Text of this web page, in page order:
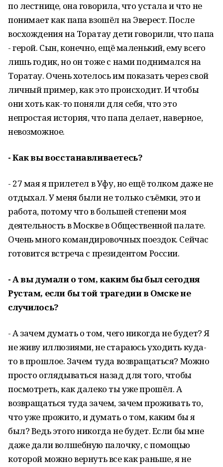
по лестнице, она говорила, что устала и что не
понимает как папа взошёл на Эверест. После
восхождения на Торатау дети говорили, что папа
- герой. Сын, конечно, ещё маленький, ему всего
лишь годик, но он тоже с нами поднимался на
Торатау. Очень хотелось им показать через свой
личный пример, как это происходит. И чтобы
они хоть как-то поняли для себя, что это
непростая история, что папа делает, наверное,
невозможное.
- Как вы восстанавливаетесь?
- 27 мая я прилетел в Уфу, но ещё толком даже не
отдыхал. У меня были не только съёмки, это и
работа, потому что в большей степени моя
деятельность в Москве в Общественной палате.
Очень много командировочных поездок. Сейчас
готовится встреча с президентом России.
- А вы думали о том, каким бы был сегодня
Рустам, если бы той трагедии в Омске не
случилось?
- А зачем думать о том, чего никогда не будет? Я
не живу иллюзиями, не стараюсь уходить куда-
то в прошлое. Зачем туда возвращаться? Можно
просто оглядываться назад для того, чтобы
посмотреть, как далеко ты уже прошёл. А
возвращаться туда зачем, зачем проживать то,
что уже прожито, и думать о том, каким бы я
был? Ведь этого никогда не будет. Если бы мне
даже дали волшебную палочку, с помощью
которой можно вернуть все как раньше, я не